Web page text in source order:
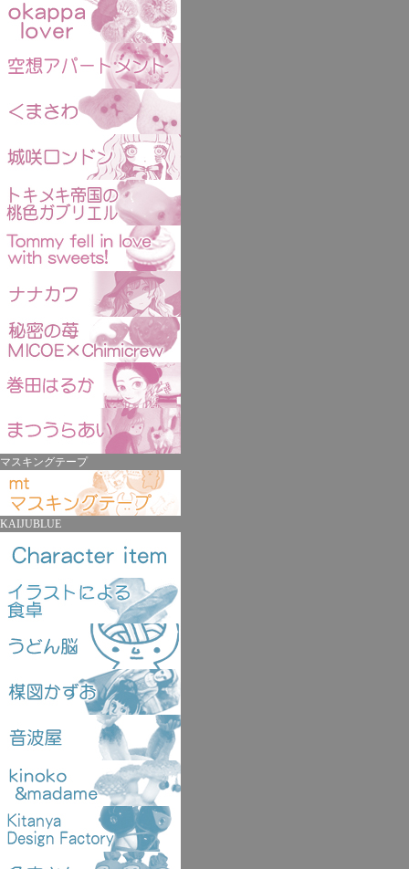
マスキングテープ
KAIJUBLUE